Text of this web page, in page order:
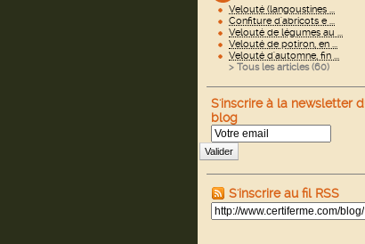
Velouté (langoustines ...
Confiture d'abricots e ...
Velouté de légumes au ...
Velouté de potiron, en ...
Velouté d'automne, fin ...
> Tous les articles (60)
S'inscrire à la newsletter
blog
Valider
S'inscrire au fil RSS